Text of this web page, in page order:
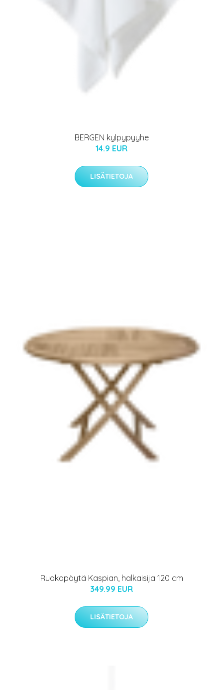
BERGEN kylpypyyhe
14.9 EUR
LISÄTIETOJA
Ruokapöytä Kaspian, halkaisija 120 cm
349.99 EUR
LISÄTIETOJA